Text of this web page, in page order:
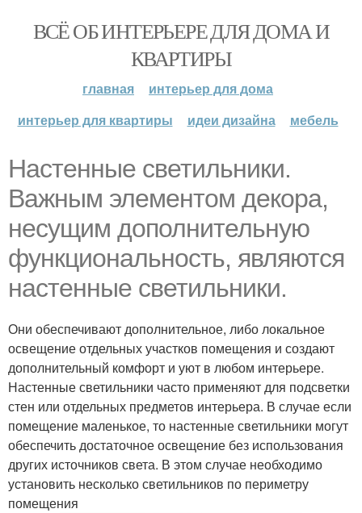
ВСЁ ОБ ИНТЕРЬЕРЕ ДЛЯ ДОМА И
КВАРТИРЫ
главная
интерьер для дома
интерьер для квартиры
идеи дизайна мебель
Настенные светильники.
Важным элементом декора,
несущим дополнительную
функциональность, являются
настенные светильники.
Они обеспечивают дополнительное, либо локальное
освещение отдельных участков помещения и создают
дополнительный комфорт и уют в любом интерьере.
Настенные светильники часто применяют для подсветки
стен или отдельных предметов интерьера. В случае если
помещение маленькое, то настенные светильники могут
обеспечить достаточное освещение без использования
других источников света. В этом случае необходимо
установить несколько светильников по периметру
помещения